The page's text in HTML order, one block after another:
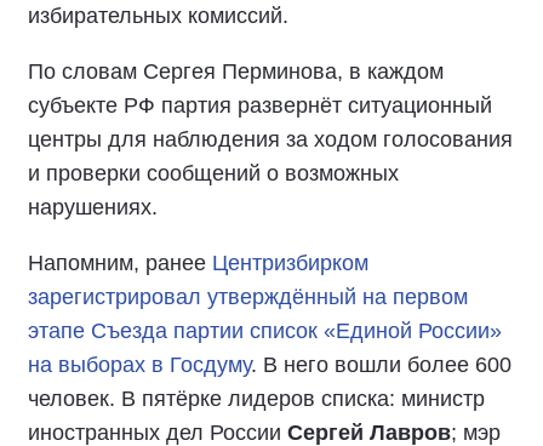
избирательных комиссий.
По словам Сергея Перминова, в каждом
субъекте РФ партия развернёт ситуационный
центры для наблюдения за ходом голосования
и проверки сообщений о возможных
нарушениях.
Напомним, ранее Центризбирком
зарегистрировал утверждённый на первом
этапе Съезда партии список «Единой России»
на выборах в Госдуму. В него вошли более 600
человек. В пятёрке лидеров списка: министр
иностранных дел России Сергей Лавров; мэр